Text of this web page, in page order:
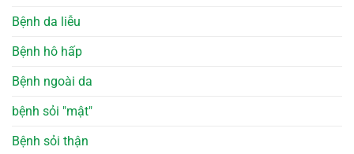
Bệnh da liễu
Bệnh hô hấp
Bệnh ngoài da
bệnh sỏi "mật"
Bệnh sỏi thận